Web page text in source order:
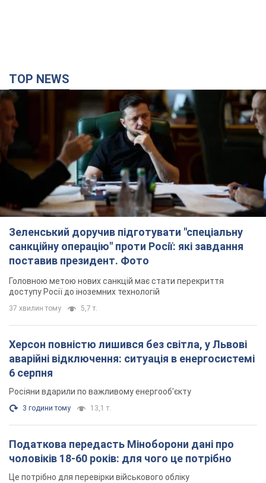
TOP NEWS
Зеленський доручив підготувати "спеціальну
санкційну операцію" проти Росії: які завдання
поставив президент. Фото
Головною метою нових санкцій має стати перекриття
доступу Росії до іноземних технологій
37 хвилин тому 5,7 т.
Херсон повністю лишився без світла, у Львові
аварійні відключення: ситуація в енергосистемі
6 серпня
Росіяни вдарили по важливому енергооб'єкту
3 години тому 13,1 т.
Податкова передасть Міноборони дані про
чоловіків 18-60 років: для чого це потрібно
Це потрібно для перевірки військового обліку